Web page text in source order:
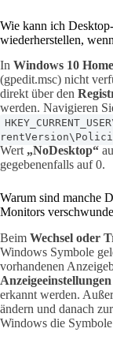
Wie kann ich
wiederherstellen,
In Windows 10 Home
(gpedit.msc) nicht
direkt über den
werden. Navigieren
Wert „NoDesktop“
gegebenenfalls auf 0.
Warum sind manche
Monitors
Beim Wechsel oder
Windows Symbole
vorhandenen
Anzeigeeinstellungen
erkannt werden.
ändern und danach
Windows die